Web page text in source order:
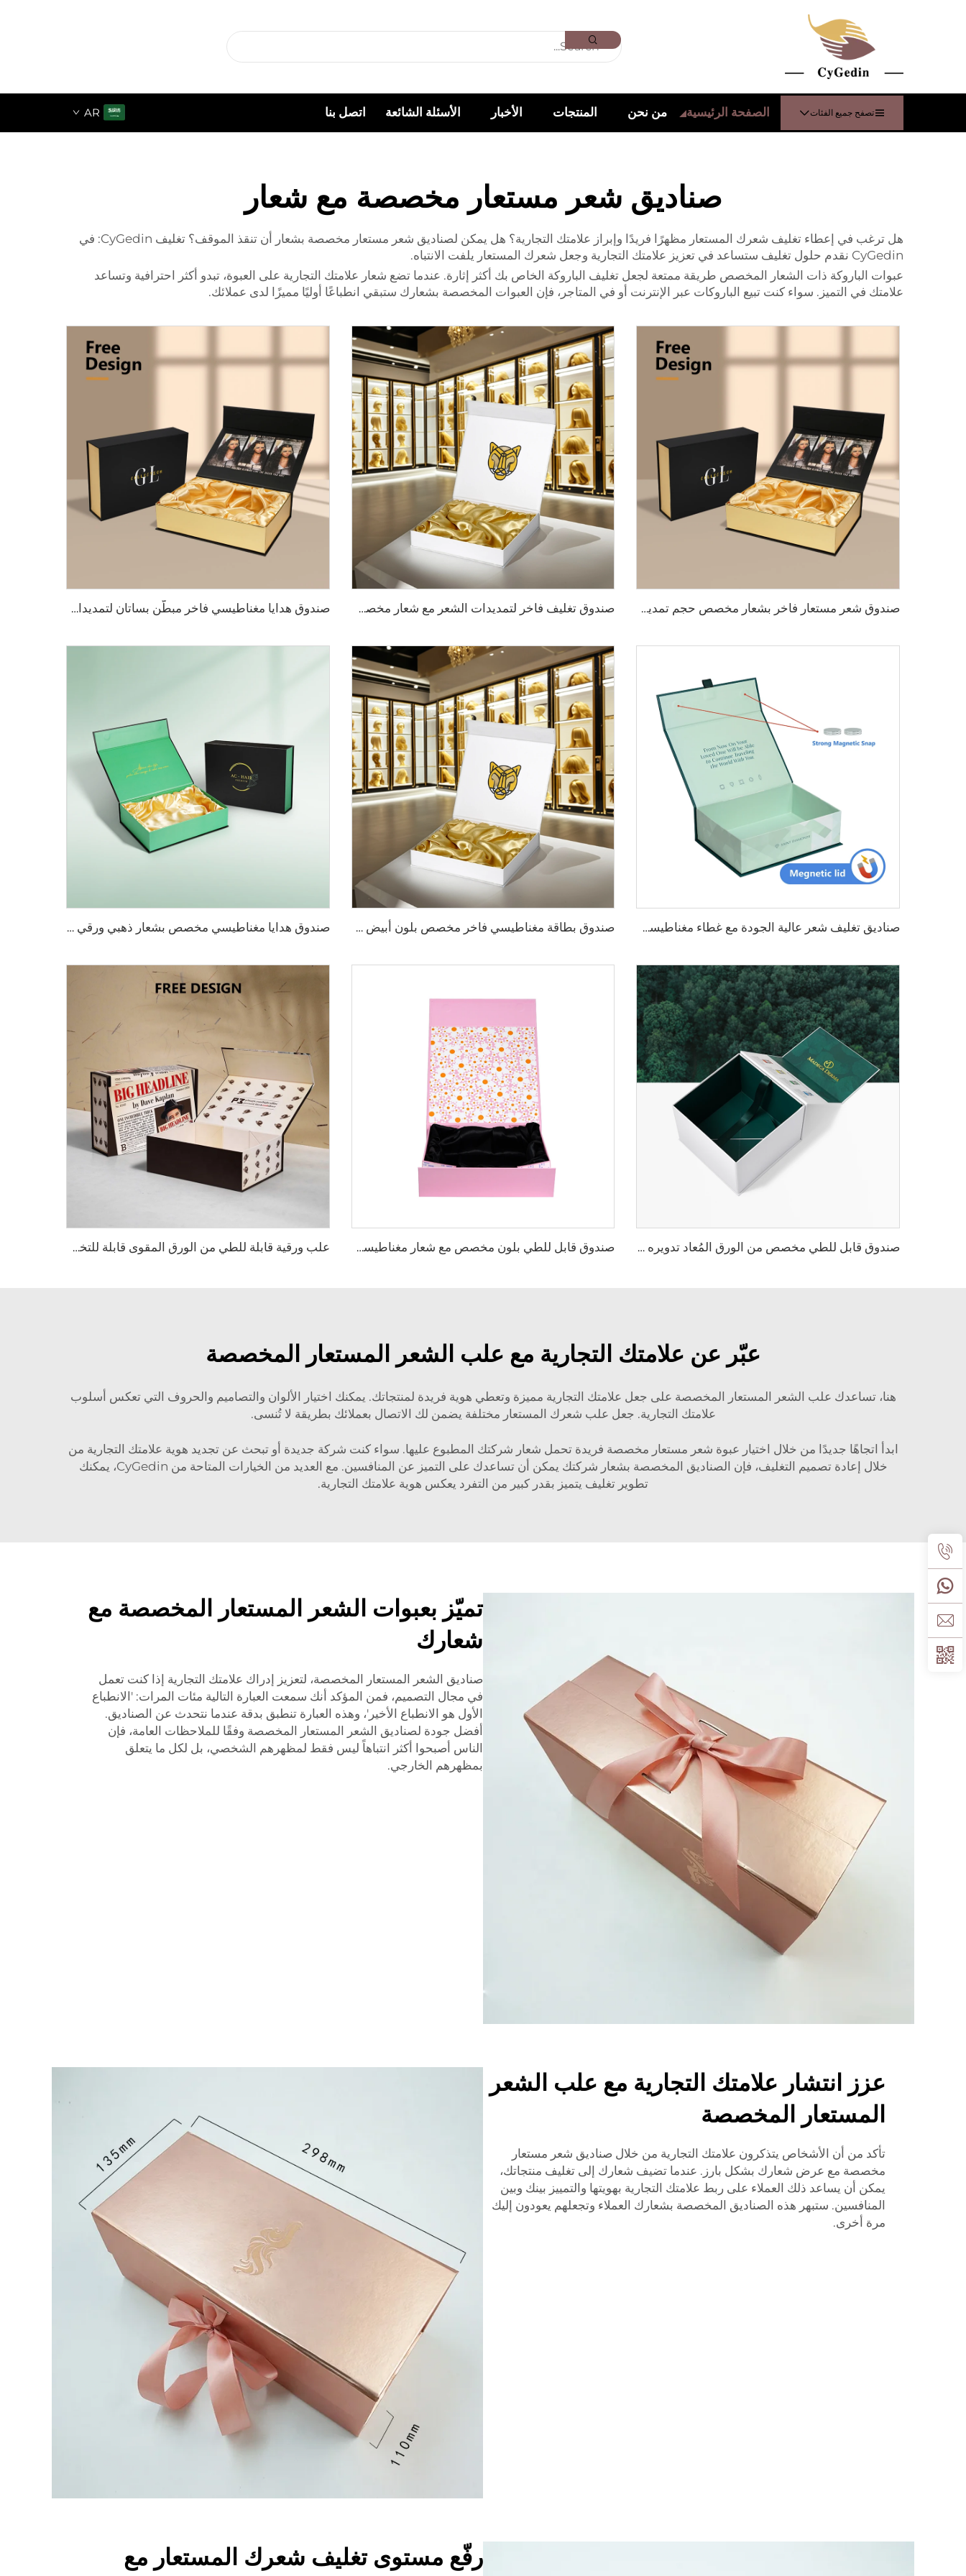
تصفح جميع الفئات الصفحة الرئيسية من نحن المنتجات الأخبار الأسئلة الشائعة اتصل بنا AR
صناديق شعر مستعار مخصصة مع شعار
هل ترغب في إعطاء تغليف شعرك المستعار مظهرًا فريدًا وإبراز علامتك التجارية؟ هل يمكن لصناديق شعر مستعار مخصصة بشعار أن تنقذ الموقف؟ تغليف CyGedin: في
CyGedin نقدم حلول تغليف ستساعد في تعزيز علامتك التجارية وجعل شعرك المستعار يلفت الانتباه.
عبوات الباروكة ذات الشعار المخصص طريقة ممتعة لجعل تغليف الباروكة الخاص بك أكثر إثارة. عندما تضع شعار علامتك التجارية على العبوة، تبدو أكثر احترافية وتساعد
علامتك في التميز. سواء كنت تبيع الباروكات عبر الإنترنت أو في المتاجر، فإن العبوات المخصصة بشعارك ستبقي انطباعًا أوليًا مميزًا لدى عملائك.
صندوق شعر مستعار فاخر بشعار مخصص حجم تمديد الشعر عبوة كرتونية مغناطيسية هدية مع شريط إغلاق مغناطيسي صندوق تغليف فاخر لتمديدات الشعر مع شعار مخصص مقاس إغلاق مغناطيسي صندوق هدايا ورق مغناطيسي مع حرير ساتان صندوق هدايا مغناطيسي فاخر مبطّن بساتان لتمديدات الشعر مع طبقة حماية UV ونقش ثلاثي الأبعاد للوigs، تمديدات الشعر، كريم الوجه، بودرة فضفاضة
صناديق تغليف شعر عالية الجودة مع غطاء مغناطيسي لحزم الشعر صندوق شحن الهدايا صندوق بطاقة مغناطيسي فاخر مخصص بلون أبيض مع طباعة بالذهب للاستخدام في تغليف الهدايا مع حرير للإكسسوارات التجميلية والباروكة صندوق هدايا مغناطيسي مخصص بشعار ذهبي ورقي صلب مستدام من الكرافت لإعادة التدوير لتغليف الطعام والباروكة والمجوهرات والتجميل قماش حريري مات
صندوق قابل للطي مخصص من الورق المُعاد تدويره بسمك 2 ملم مع شعار ذهبي ولمسة مات مع إغلاق مغناطيسي لتعبئة مستحضرات التجميل والأطعمة المستخدمة في صناعة مستلزمات الشعر صندوق قابل للطي بلون مخصص مع شعار مغناطيسي وردي اللون بسمك 2 مم مصنوع من الكرتون مع طباعة CMYK لتعبئة مستحضرات التجميل أو الوigs مع قماش حريري علب ورقية قابلة للطي من الورق المقوى قابلة للتخصيص بمغناطيس غطاء مستخدم لحزم مستحضرات التجميل والملابس والمجوهرات بلامينات ماتي مع عينة مجانية
عبّر عن علامتك التجارية مع علب الشعر المستعار المخصصة
هنا، تساعدك علب الشعر المستعار المخصصة على جعل علامتك التجارية مميزة وتعطي هوية فريدة لمنتجاتك. يمكنك اختيار الألوان والتصاميم والحروف التي تعكس أسلوب
علامتك التجارية. جعل علب شعرك المستعار مختلفة يضمن لك الاتصال بعملائك بطريقة لا تُنسى.
ابدأ اتجاهًا جديدًا من خلال اختيار عبوة شعر مستعار مخصصة فريدة تحمل شعار شركتك المطبوع عليها. سواء كنت شركة جديدة أو تبحث عن تجديد هوية علامتك التجارية من
خلال إعادة تصميم التغليف، فإن الصناديق المخصصة بشعار شركتك يمكن أن تساعدك على التميز عن المنافسين. مع العديد من الخيارات المتاحة من CyGedin، يمكنك
تطوير تغليف يتميز بقدر كبير من التفرد يعكس هوية علامتك التجارية.
تميّز بعبوات الشعر المستعار المخصصة مع
شعارك
صناديق الشعر المستعار المخصصة، لتعزيز إدراك علامتك التجارية إذا كنت تعمل
في مجال التصميم، فمن المؤكد أنك سمعت العبارة التالية مئات المرات: 'الانطباع
الأول هو الانطباع الأخير'، وهذه العبارة تنطبق بدقة عندما نتحدث عن الصناديق.
أفضل جودة لصناديق الشعر المستعار المخصصة وفقًا للملاحظات العامة، فإن
الناس أصبحوا أكثر انتباهاً ليس فقط لمظهرهم الشخصي، بل لكل ما يتعلق
بمظهرهم الخارجي.
عزز انتشار علامتك التجارية مع علب الشعر
المستعار المخصصة
تأكد من أن الأشخاص يتذكرون علامتك التجارية من خلال صناديق شعر مستعار
مخصصة مع عرض شعارك بشكل بارز. عندما تضيف شعارك إلى تغليف منتجاتك،
يمكن أن يساعد ذلك العملاء على ربط علامتك التجارية بهويتها والتمييز بينك وبين
المنافسين. ستبهر هذه الصناديق المخصصة بشعارك العملاء وتجعلهم يعودون إليك
مرة أخرى.
رفّع مستوى تغليف شعرك المستعار مع